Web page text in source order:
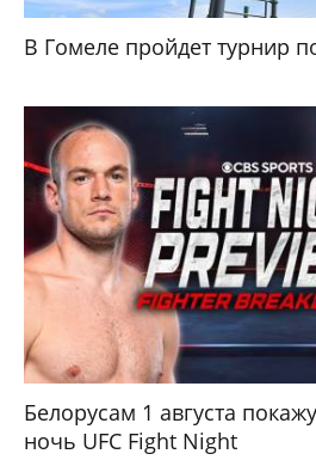
В Гомеле пройдет турнир
Белорусам 1 августа
ночь UFC Fight Night